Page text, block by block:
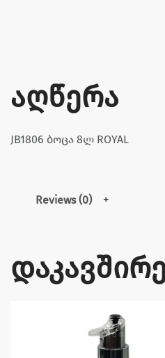
აღწერა
JB1806 ბოცა 8ლ ROYAL
Reviews (0)